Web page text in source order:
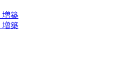
増築
増築